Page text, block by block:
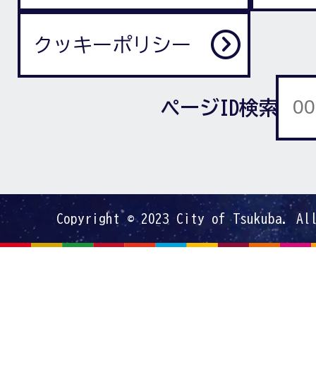
クッキーポリシー
ページID検索
Copyright © 2023 City of Tsukuba.